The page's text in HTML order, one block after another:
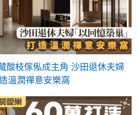
酸枝傢俬成主角 沙田退休夫婦
溫潤禪意安樂窩